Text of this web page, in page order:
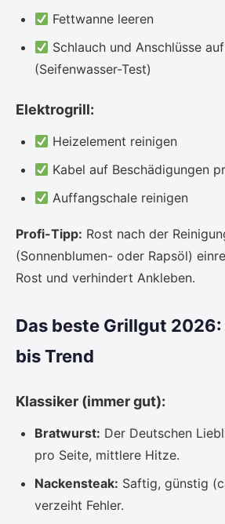
Fettwanne leeren
Schlauch und Anschlüsse
(Seifenwasser-Test)
Elektrogrill:
Heizelement reinigen
Kabel auf Beschädigungen
Auffangschale reinigen
Profi-Tipp: Rost nach der
(Sonnenblumen- oder Rapsöl)
Rost und verhindert Ankleben.
Das beste Grillgut
bis Trend
Klassiker (immer gut):
Bratwurst: Der Deutschen
pro Seite, mittlere Hitze.
Nackensteak: Saftig, günstig
verzeiht Fehler.